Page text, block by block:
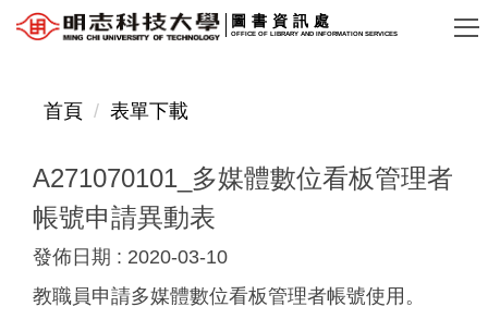
跳
圖書資訊處
OFFICE OF LIBRARY AND INFORMATION SERVICES
首頁 表單下載
A271070101_多媒體數位看板管理者
帳號申請異動表
發佈日期 : 2020-03-10
教職員申請多媒體數位看板管理者帳號使用。